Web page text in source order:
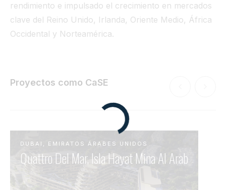
rendimiento e impulsado el crecimiento en mercados
clave del Reino Unido, Irlanda, Oriente Medio, África
Occidental y Norteamérica.
Proyectos como CaSE
DUBAI, EMIRATOS ÁRABES UNIDOS
Quattro Del Mar, ​Isla Hayat Mina Al Arab​